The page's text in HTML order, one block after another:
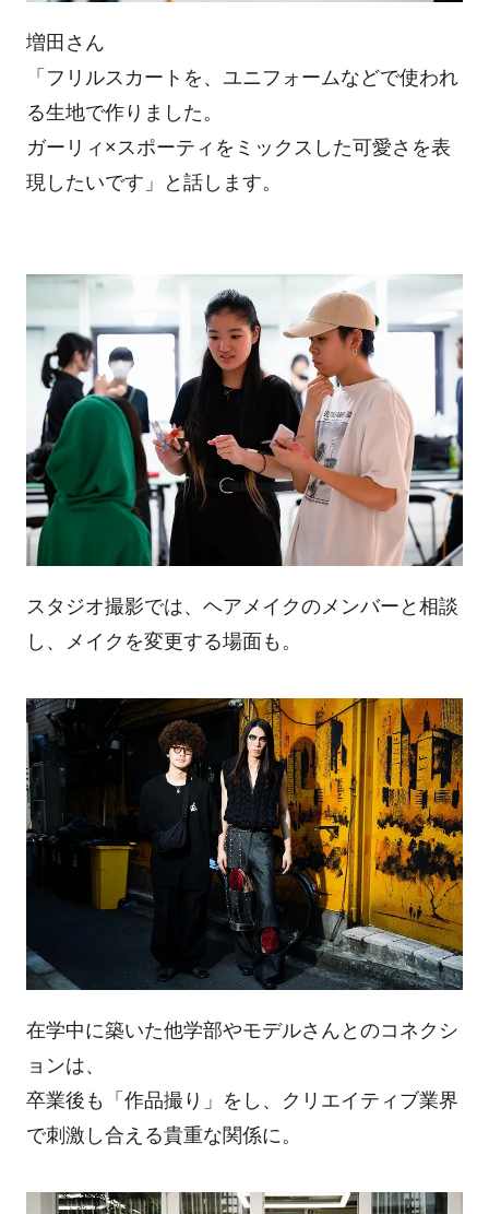
増田さん
「フリルスカートを、ユニフォームなどで使われ
る生地で作りました。
ガーリィ×スポーティをミックスした可愛さを表
現したいです」と話します。
スタジオ撮影では、ヘアメイクのメンバーと相談
し、メイクを変更する場面も。
在学中に築いた他学部やモデルさんとのコネクシ
ョンは、
卒業後も「作品撮り」をし、クリエイティブ業界
で刺激し合える貴重な関係に。